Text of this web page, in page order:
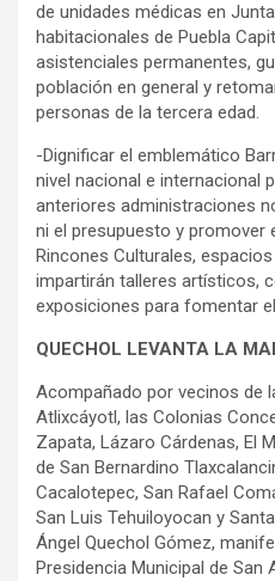
de unidades médicas en
habitacionales de Puebla
asistenciales permanentes,
población en general y
personas de la tercera edad.
-Dignificar el emblemático
nivel nacional e internacional
anteriores administraciones
ni el presupuesto y promover
Rincones Culturales,
impartirán talleres artísticos,
exposiciones para fomentar
QUECHOL LEVANTA LA
Acompañado por vecinos de
Atlixcáyotl, las Colonias
Zapata, Lázaro Cárdenas, El
de San Bernardino
Cacalotepec, San Rafael
San Luis Tehuiloyocan y
Ángel Quechol Gómez,
Presidencia Municipal de San